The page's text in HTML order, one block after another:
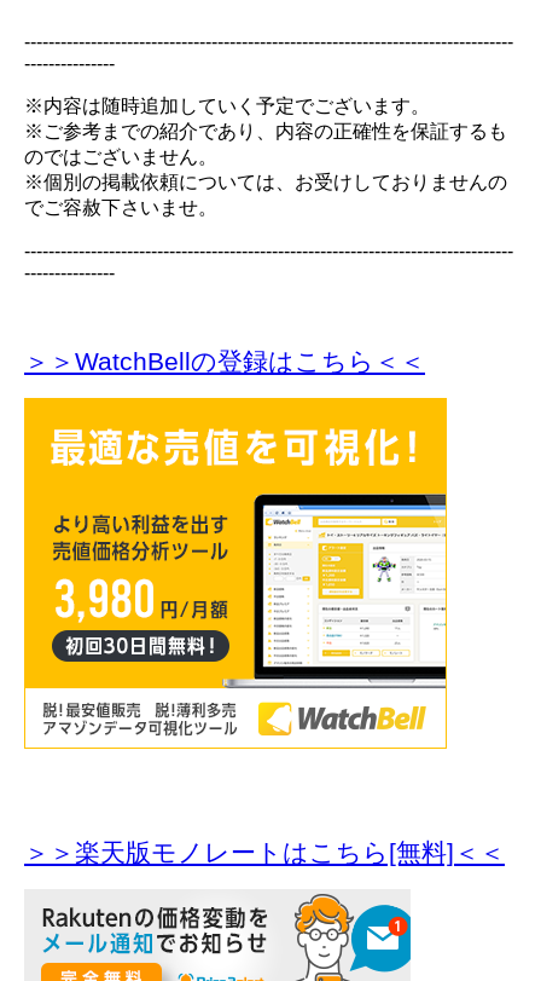
---------------------------------------------------------------------------------
---------------
※内容は随時追加していく予定でございます。
※ご参考までの紹介であり、内容の正確性を保証するも
のではございません。
※個別の掲載依頼については、お受けしておりませんの
でご容赦下さいませ。
---------------------------------------------------------------------------------
---------------
＞＞WatchBellの登録はこちら＜＜
＞＞楽天版モノレートはこちら[無料]＜＜